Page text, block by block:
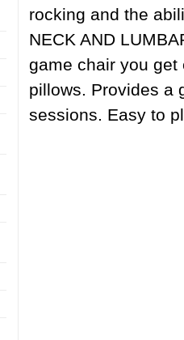
rocking and the
NECK AND
game chair you
pillows. Provides a
sessions. Easy to